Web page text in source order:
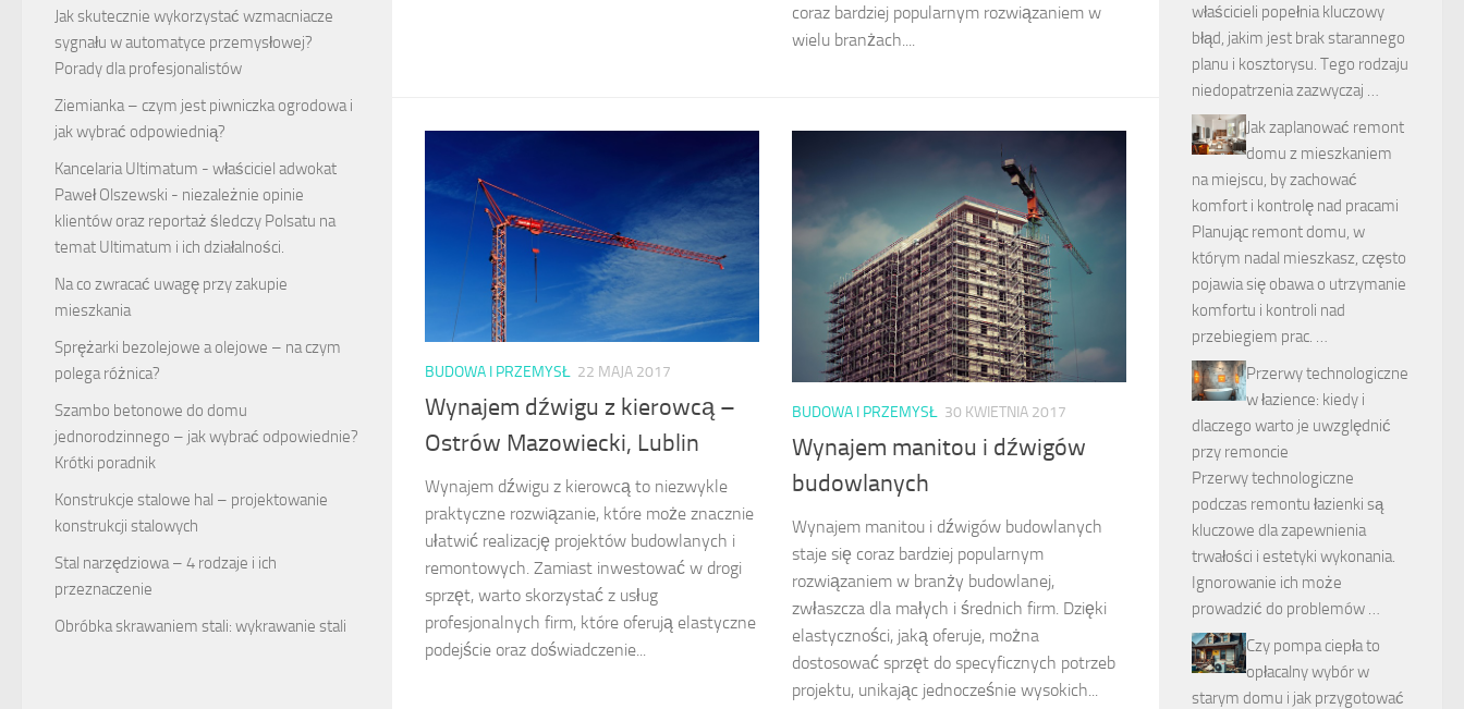
coraz bardziej popularnym rozwiązaniem w
wielu branżach....
BUDOWA I PRZEMYSŁ 22 MAJA 2017
Wynajem dźwigu z kierowcą –
Ostrów Mazowiecki, Lublin
Wynajem dźwigu z kierowcą to niezwykle
praktyczne rozwiązanie, które może znacznie
ułatwić realizację projektów budowlanych i
remontowych. Zamiast inwestować w drogi
sprzęt, warto skorzystać z usług
profesjonalnych firm, które oferują elastyczne
podejście oraz doświadczenie...
BUDOWA I PRZEMYSŁ 30 KWIETNIA 2017
Wynajem manitou i dźwigów
budowlanych
Wynajem manitou i dźwigów budowlanych
staje się coraz bardziej popularnym
rozwiązaniem w branży budowlanej,
zwłaszcza dla małych i średnich firm. Dzięki
elastyczności, jaką oferuje, można
dostosować sprzęt do specyficznych potrzeb
projektu, unikając jednocześnie wysokich...
Jak skutecznie wykorzystać wzmacniacze
sygnału w automatyce przemysłowej?
Porady dla profesjonalistów
Ziemianka – czym jest piwniczka ogrodowa i
jak wybrać odpowiednią?
Kancelaria Ultimatum - właściciel adwokat
Paweł Olszewski - niezależnie opinie
klientów oraz reportaż śledczy Polsatu na
temat Ultimatum i ich działalności.
Na co zwracać uwagę przy zakupie
mieszkania
Sprężarki bezolejowe a olejowe – na czym
polega różnica?
Szambo betonowe do domu
jednorodzinnego – jak wybrać odpowiednie?
Krótki poradnik
Konstrukcje stalowe hal – projektowanie
konstrukcji stalowych
Stal narzędziowa – 4 rodzaje i ich
przeznaczenie
Obróbka skrawaniem stali: wykrawanie stali
właścicieli popełnia kluczowy
błąd, jakim jest brak starannego
planu i kosztorysu. Tego rodzaju
niedopatrzenia zazwyczaj …
Jak zaplanować remont
domu z mieszkaniem
na miejscu, by zachować
komfort i kontrolę nad pracami
Planując remont domu, w
którym nadal mieszkasz, często
pojawia się obawa o utrzymanie
komfortu i kontroli nad
przebiegiem prac. …
Przerwy technologiczne
w łazience: kiedy i
dlaczego warto je uwzględnić
przy remoncie
Przerwy technologiczne
podczas remontu łazienki są
kluczowe dla zapewnienia
trwałości i estetyki wykonania.
Ignorowanie ich może
prowadzić do problemów …
Czy pompa ciepła to
opłacalny wybór w
starym domu i jak przygotować